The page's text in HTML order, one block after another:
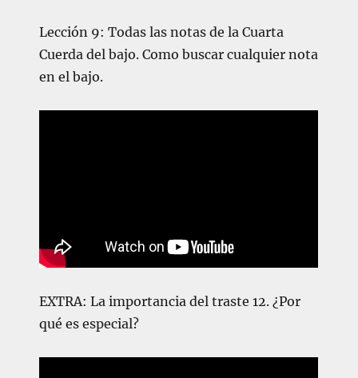
Lección 9: Todas las notas de la Cuarta
Cuerda del bajo. Como buscar cualquier nota
en el bajo.
EXTRA: La importancia del traste 12. ¿Por
qué es especial?